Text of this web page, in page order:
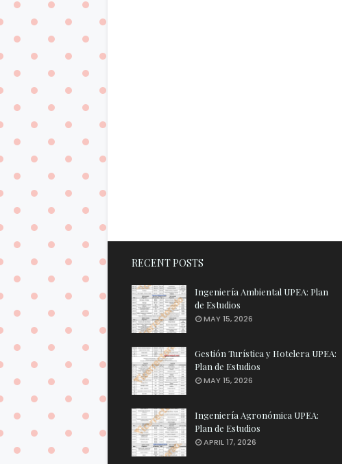
RECENT POSTS
Ingeniería Ambiental UPEA: Plan
de Estudios
MAY 15, 2026
Gestión Turística y Hotelera UPEA:
Plan de Estudios
MAY 15, 2026
Ingeniería Agronómica UPEA:
Plan de Estudios
APRIL 17, 2026